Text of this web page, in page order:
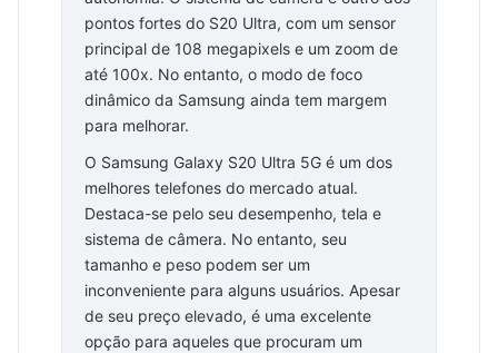
pontos fortes do S20 Ultra, com um sensor
principal de 108 megapixels e um zoom de
até 100x. No entanto, o modo de foco
dinâmico da Samsung ainda tem margem
para melhorar.
O Samsung Galaxy S20 Ultra 5G é um dos
melhores telefones do mercado atual.
Destaca-se pelo seu desempenho, tela e
sistema de câmera. No entanto, seu
tamanho e peso podem ser um
inconveniente para alguns usuários. Apesar
de seu preço elevado, é uma excelente
opção para aqueles que procuram um